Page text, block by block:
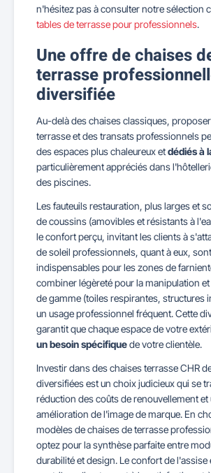
n'hésitez pas à consulter notre sélection
tables de terrasse pour professionnels.
Une offre de chaises
terrasse
diversifiée
Au-delà des chaises classiques,
terrasse et des transats professionnels
des espaces plus chaleureux etdédiés à
particulièrement appréciés dans
des piscines.
Les fauteuils restauration, plus larges et
de coussins (amovibles et résistants à
le confort perçu, invitant les clients à
de soleil professionnels, quant à eux, sont
indispensables pour les zones de
combiner légèreté pour la manipulation
de gamme (toiles respirantes, structures
un usage professionnel fréquent. Cette
garantit que chaque espace de votre
un besoin spécifiquede votre clientèle.
Investir dans des chaises terrasse CHR
diversifiées est un choix judicieux qui se
réduction des coûts de renouvellement et
amélioration de l'image de marque. En
modèles de chaises de terrasse
optez pour la synthèse parfaite entre
durabilité et design. Le confort de l'assise